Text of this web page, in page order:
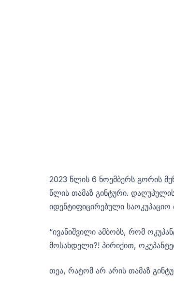
2023 წლის 6 ნოემბერს გორის
წლის თამაზ გინტური.
იდენტიფიცირებული
“ივანიშვილი ამბობს, რომ
მოსახდელი?! პირიქით,
თეა, რატომ არ არის თამაზ